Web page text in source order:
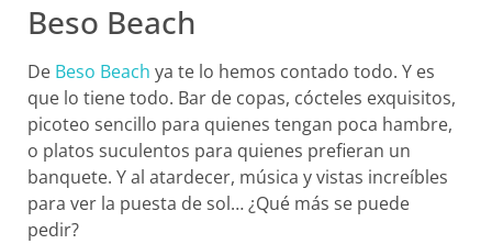
Beso Beach
De Beso Beach ya te lo hemos contado todo. Y es
que lo tiene todo. Bar de copas, cócteles exquisitos,
picoteo sencillo para quienes tengan poca hambre,
o platos suculentos para quienes prefieran un
banquete. Y al atardecer, música y vistas increíbles
para ver la puesta de sol… ¿Qué más se puede
pedir?